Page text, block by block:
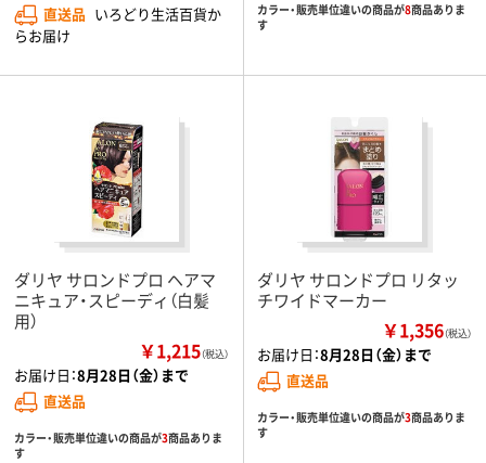
直送品 いろどり生活百貨か
らお届け
カラー・販売単位違いの商品が8商品ありま
す
ダリヤ サロンドプロ ヘアマ
ニキュア・スピーディ（白髪
用）
￥1,215（税込）
お届け日：8月28日（金）まで
直送品
カラー・販売単位違いの商品が3商品ありま
す
ダリヤ サロンドプロ リタッ
チワイドマーカー
￥1,356（税込）
お届け日：8月28日（金）まで
直送品
カラー・販売単位違いの商品が3商品ありま
す